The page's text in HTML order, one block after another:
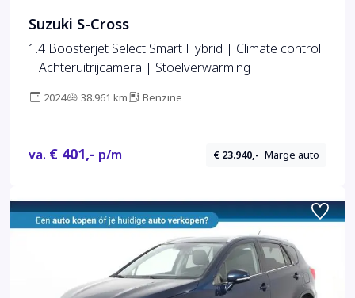
Suzuki S-Cross
1.4 Boosterjet Select Smart Hybrid | Climate control
| Achteruitrijcamera | Stoelverwarming
2024 38.961 km Benzine
va. € 401,- p/m € 23.940,- Marge auto